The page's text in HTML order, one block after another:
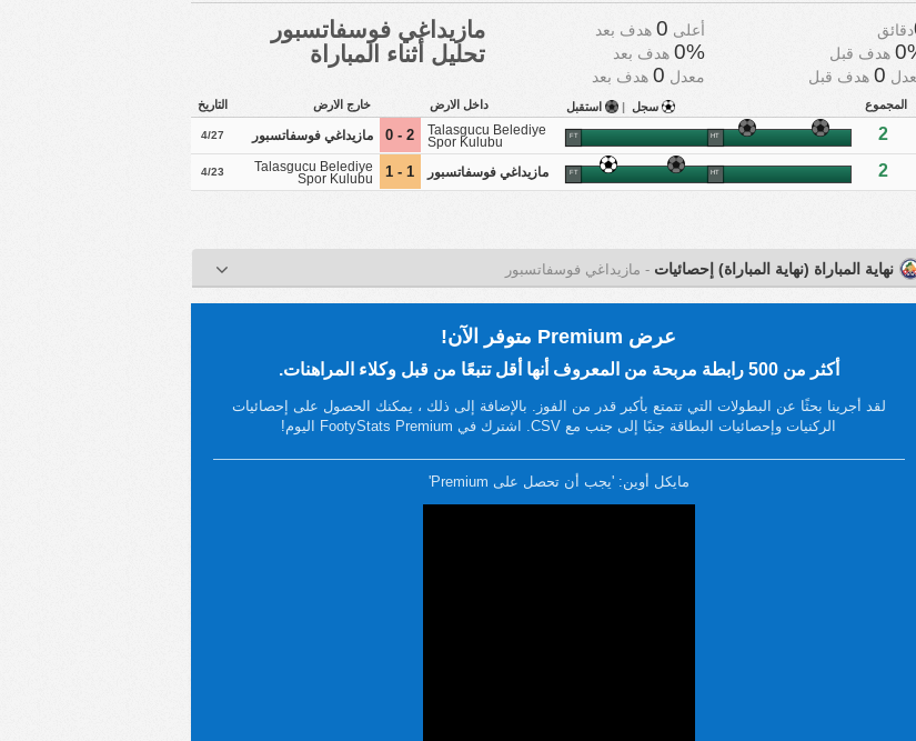
مازيداغي فوسفاتسبور
تحليل أثناء المباراة
دقائق أعلى 0 هدف بعد
هدف قبل 0% هدف بعد
0 هدف قبل معدل 0 هدف بعد
التاريخ خارج الارض داخل الارض سجل| استقبل المجموع
4/27 مازيداغي فوسفاتسبور 2 - 0
Talasgucu Belediye
Spor Kulubu
HT
FT 2
4/23
Talasgucu Belediye
Spor Kulubu
1 - 1 مازيداغي فوسفاتسبور HT
FT 2
نهاية المباراة (نهاية المباراة) إحصائيات - مازيداغي فوسفاتسبور
عرض Premium متوفر الآن!
أكثر من 500 رابطة مربحة من المعروف أنها أقل تتبعًا من قبل وكلاء المراهنات.
لقد أجرينا بحثًا عن البطولات التي تتمتع بأكبر قدر من الفوز. بالإضافة إلى ذلك ، يمكنك الحصول على إحصائيات
الركنيات وإحصائيات البطاقة جنبًا إلى جنب مع CSV. اشترك في FootyStats Premium اليوم!
مايكل أوين: 'يجب أن تحصل على Premium'